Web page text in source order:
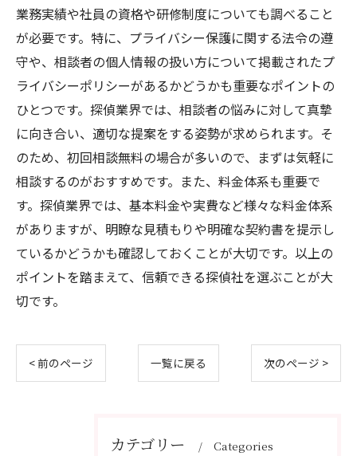
業務実績や社員の資格や研修制度についても調べること
が必要です。特に、プライバシー保護に関する法令の遵
守や、相談者の個人情報の扱い方について掲載されたプ
ライバシーポリシーがあるかどうかも重要なポイントの
ひとつです。探偵業界では、相談者の悩みに対して真摯
に向き合い、適切な提案をする姿勢が求められます。そ
のため、初回相談無料の場合が多いので、まずは気軽に
相談するのがおすすめです。また、料金体系も重要で
す。探偵業界では、基本料金や実費など様々な料金体系
がありますが、明瞭な見積もりや明確な契約書を提示し
ているかどうかも確認しておくことが大切です。以上の
ポイントを踏まえて、信頼できる探偵社を選ぶことが大
切です。
< 前のページ 一覧に戻る 次のページ >
カテゴリー Categories